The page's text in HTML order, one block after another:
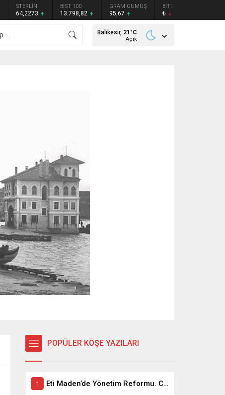
STERLİN
64,2273
BIST 100
13.798,82
GRAM GÜMÜŞ
95,67
BITCOIN
₺
Balıkesir, 21 °C
Açık
POPÜLER KÖŞE YAZILARI
Eti Maden’de Yönetim Reformu. CEO Modeli’nde Kadro / Taşeron İşçilik Ayrımı Kalkıyor